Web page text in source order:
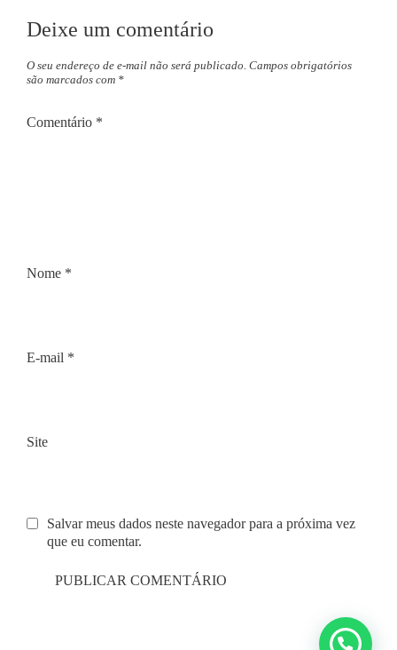
Deixe um comentário
O seu endereço de e-mail não será publicado. Campos obrigatórios
são marcados com *
Comentário *
Nome *
E-mail *
Site
Salvar meus dados neste navegador para a próxima vez
que eu comentar.